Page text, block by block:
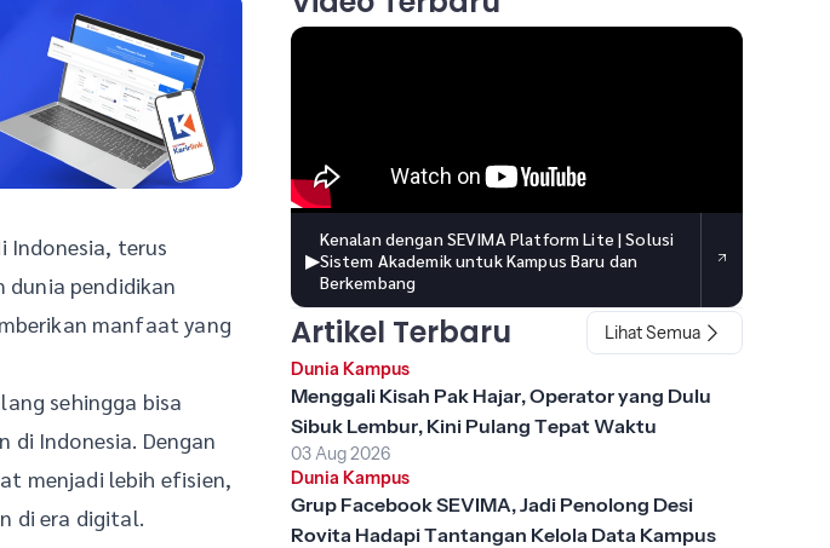
Indonesia, terus
pendidikan
manfaat yang
sehingga bisa
Indonesia. Dengan
menjadi lebih efisien,
di era digital.
▶
Kenalan dengan SEVIMA Platform Lite | Solusi
Sistem Akademik untuk Kampus Baru dan
Berkembang
Artikel Terbaru
Lihat Semua
Dunia Kampus
Menggali Kisah Pak Hajar, Operator yang Dulu
Sibuk Lembur, Kini Pulang Tepat Waktu
03 Aug 2026
Dunia Kampus
Grup Facebook SEVIMA, Jadi Penolong Desi
Rovita Hadapi Tantangan Kelola Data Kampus